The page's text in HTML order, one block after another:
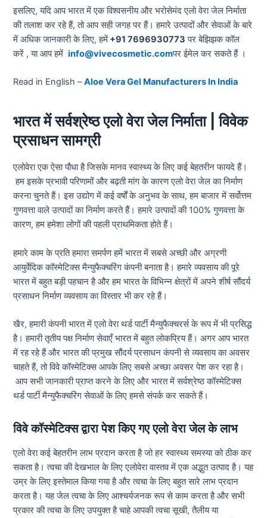
इसलिए, यदि आप भारत में एक विश्वसनीय और भरोसेमंद एलो वेरा जेल निर्माता
की तलाश कर रहे हैं, तो आप सही जगह पर हैं।हमारे उत्पादों और सेवाओं के बारे
में अधिक जानकारी के लिए, हमें +91 7696930773 पर बेझिझक कॉल
करें , या आप हमेंinfo@vivecosmetic.comपर ईमेल कर सकते हैं ।
Read in English –Aloe Vera Gel Manufacturers In India
भारत में सर्वश्रेष्ठ एलो वेरा जेल निर्माता | विवेक
प्रसाधन सामग्री
एलोवेरा एक ऐसा पौधा है जिसके मानव स्वास्थ्य के लिए कई बेहतरीन फायदे हैं।
हम इसके प्रभावी परिणामों और बढ़ती मांग के कारण एलो वेरा जेल का निर्माण
करना चुनते हैं। इस उद्योग में कई वर्षों के अनुभव के साथ, हम बाजार में सर्वोत्तम
गुणवत्ता वाले उत्पादों का निर्माण करते हैं। हमारे उत्पादों की 100% गुणवत्ता के
कारण, हम हमेशा लोगों की पहली प्राथमिकता होते हैं।
हमारे काम के प्रति हमारा समर्पण हमें भारत में सबसे अच्छी और अग्रणी
आयुर्वेदिक कॉस्मेटिक्स मैन्युफैक्चरिंग कंपनी बनाता है। हमारे व्यवसाय की पूरे
भारत में बहुत बड़ी पहचान है और हम भारत के विभिन्न क्षेत्रों में अपने शीर्ष सौंदर्य
प्रसाधन निर्माण व्यवसाय का विस्तार भी कर रहे हैं।
खैर, हमारी कंपनी भारत में एलो वेरा थर्ड पार्टी मैन्युफैक्चरर्स के रूप में भी प्रसिद्ध
है। हमारी तृतीय पक्ष निर्माण सेवाएँ भारत में बहुत लोकप्रिय हैं। अगर आप भारत
में रह रहे हैं और भारत की प्रमुख सौंदर्य प्रसाधन कंपनी से व्यवसाय का अवसर
चाहते हैं, तो विवे कॉस्मेटिक्स आपके लिए सबसे अच्छा अवसर पेश कर रहा है।
आप सभी जानकारी प्राप्त करने के लिए और भारत में सर्वश्रेष्ठ कॉस्मेटिक्स
थर्ड पार्टी मैन्युफैक्चरिंग सेवाओं के लिए हमसे संपर्क कर सकते हैं।
विवे कॉस्मेटिक्स द्वारा पेश किए गए एलो वेरा जेल के लाभ
एलो वेरा कई बेहतरीन लाभ प्रदान करता है जो हर स्वास्थ्य समस्या को ठीक कर
सकता है। त्वचा की देखभाल के लिए एलोवेरा वास्तव में एक अद्भुत उत्पाद है। यह
उम्र के लिए इस्तेमाल किया गया है और त्वचा के लिए बहुत सारे लाभ प्रदान
करता है। यह जेल त्वचा के लिए आश्चर्यजनक रूप से काम करता है और सभी
प्रकार की त्वचा के लिए उपयुक्त है चाहे आपकी त्वचा सूखी, तैलीय या